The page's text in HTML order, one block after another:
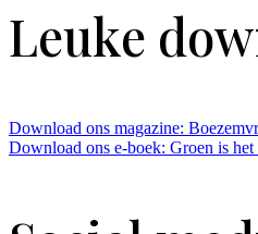
Leuke
Download ons magazine:
Download ons e-boek: Groen is